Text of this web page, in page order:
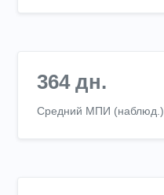
364 дн.
Средний МПИ (наблюд.)